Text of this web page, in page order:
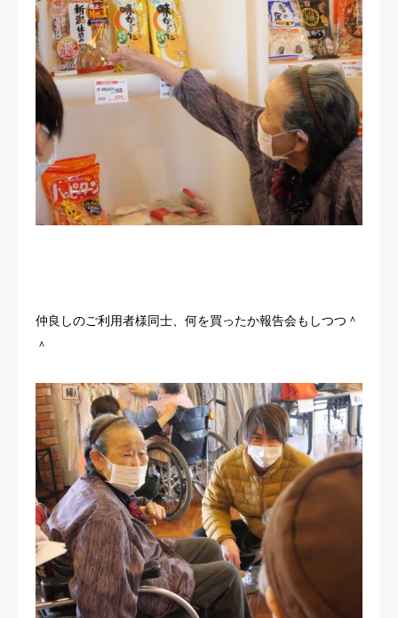
仲良しのご利用者様同士、何を買ったか報告会もしつつ＾
＾